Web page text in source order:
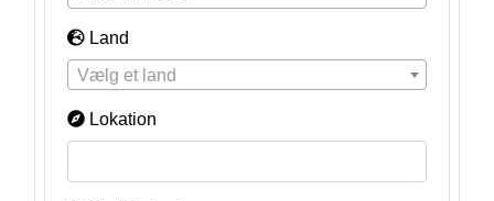
Land
Vælg et land
Lokation